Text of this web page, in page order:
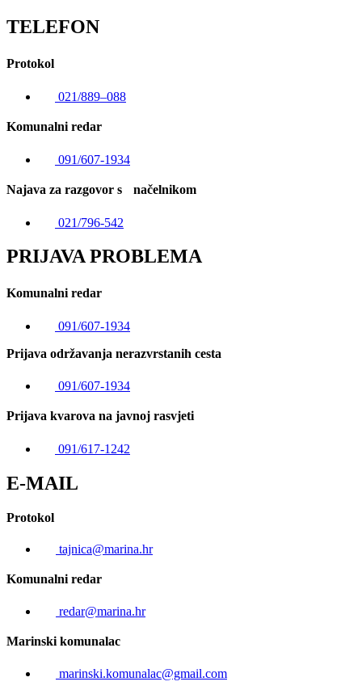
TELEFON
Protokol
021/889–088
Komunalni redar
091/607-1934
Najava za razgovor s načelnikom
021/796-542
PRIJAVA PROBLEMA
Komunalni redar
091/607-1934
Prijava održavanja nerazvrstanih cesta
091/607-1934
Prijava kvarova na javnoj rasvjeti
091/617-1242
E-MAIL
Protokol
tajnica@marina.hr
Komunalni redar
redar@marina.hr
Marinski komunalac
marinski.komunalac@gmail.com